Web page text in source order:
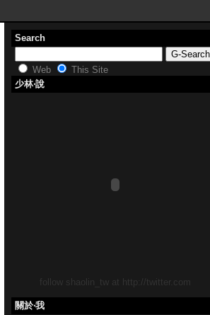
Search
Web
This Site
少林‧說
follow shaolin_tw at http://twitter.com
關於‧我